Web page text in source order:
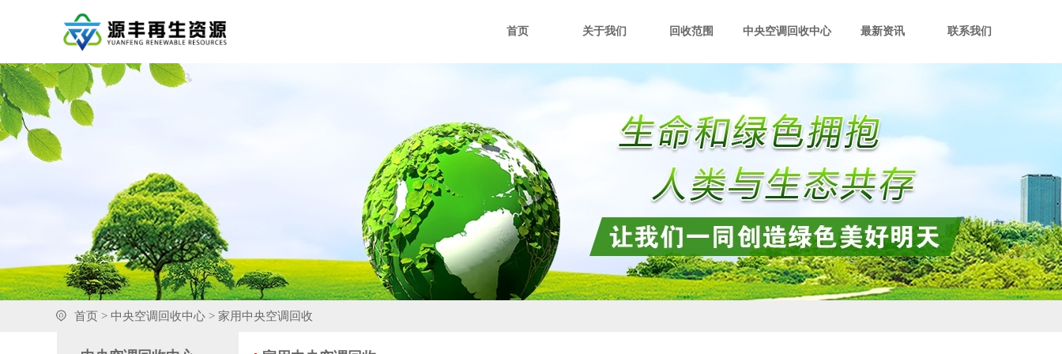
首页 关于我们 回收范围 中央空调回收中心 最新资讯 联系我们
首页 > 中央空调回收中心 > 家用中央空调回收